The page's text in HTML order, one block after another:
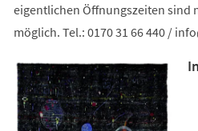
eigentlichen Öffnungszeiten sind
möglich. Tel.: 0170 31 66 440 / info